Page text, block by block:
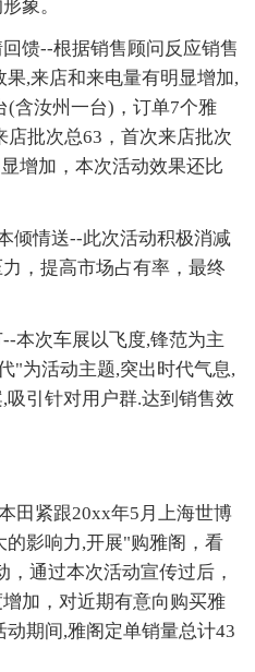
象。
馈--根据销售顾问反应销售
,来店和来电量有明显增加,
(含汝州一台)，订单7个雅
店批次总63，首次来店批次
增加，本次活动效果还比
倾情送--此次活动积极消减
，提高市场占有率，最终
本次车展以飞度,锋范为主
"为活动主题,突出时代气息,
吸引针对用户群.达到销售效
田紧跟20xx年5月上海世博
影响力,开展"购雅阁，看
通过本次活动宣传过后，
加，对近期有意向购买雅
期间,雅阁定单销量总计43